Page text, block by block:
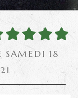
SAMEDI 18